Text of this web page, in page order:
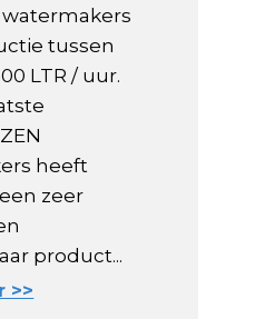
tussen
LTR / uur.
heeft
zeer
product...
>>